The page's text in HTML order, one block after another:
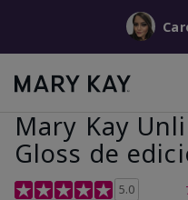
Mary Kay
Gloss de
Calificación de clientes
5.0